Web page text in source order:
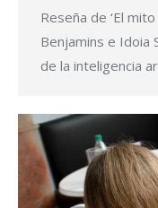
Reseña de ‘El
Benjamins e Idoia
de la inteligencia